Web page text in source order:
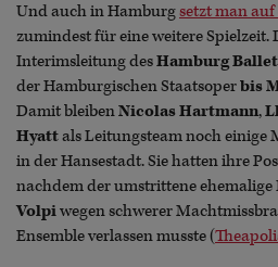
Und auch in Hamburgsetzt man
zumindest für eine weitere Spielzeit.
Interimsleitung desHamburg
der Hamburgischen Staatsoperbis
Damit bleibenNicolas Hartmann,
Hyattals Leitungsteam noch einige
in der Hansestadt. Sie hatten ihre
nachdem der umstrittene
Volpiwegen schwerer
Ensemble verlassen musste (